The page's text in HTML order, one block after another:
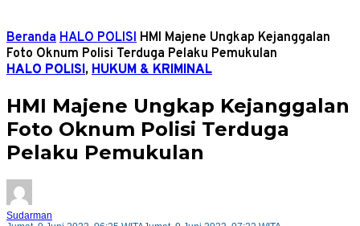
Beranda HALO POLISI HMI Majene Ungkap Kejanggalan
Foto Oknum Polisi Terduga Pelaku Pemukulan
HALO POLISI, HUKUM & KRIMINAL
HMI Majene Ungkap Kejanggalan
Foto Oknum Polisi Terduga
Pelaku Pemukulan
Sudarman